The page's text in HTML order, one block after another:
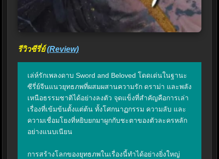
รีวิวซีรี่ย์(Review)
เล่ห์รักเพลงดาบ Sword and Beloved โดดเด่นในฐานะ
ซีรี่ย์จีนแนวยุทธภพที่ผสมผสานความรัก ดราม่า และพลัง
เหนือธรรมชาติได้อย่างลงตัว จุดแข็งที่สำคัญคือการเล่า
เรื่องที่เข้มข้นตั้งแต่ต้น ทั้งโศกนาฏกรรม ความลับ และ
ความเชื่อมโยงที่หยิบยกมาผูกกับชะตาของตัวละครหลัก
อย่างแนบเนียน
การสร้างโลกของยุทธภพในเรื่องนี้ทำได้อย่างยิ่งใหญ่